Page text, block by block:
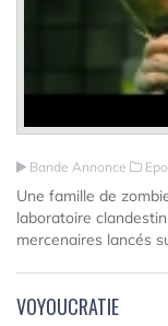
Bande Annonce
Une famille de
laboratoire
mercenaires lancés
VOYOUCRATIE